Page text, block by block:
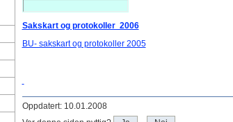
Sakskart og protokoller 2006
BU- sakskart og protokoller 2005
Oppdatert: 10.01.2008